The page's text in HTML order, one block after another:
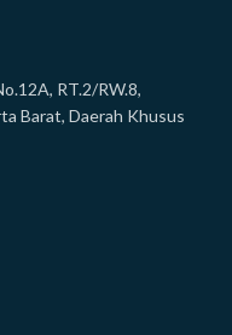
RT.2/RW.8,
Barat, Daerah Khusus